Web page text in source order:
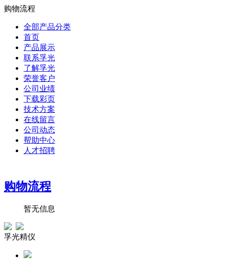
购物流程
全部产品分类
首页
产品展示
联系孚光
了解孚光
荣誉客户
公司业绩
下载彩页
技术方案
在线留言
公司动态
帮助中心
人才招聘
购物流程
暂无信息
孚光精仪